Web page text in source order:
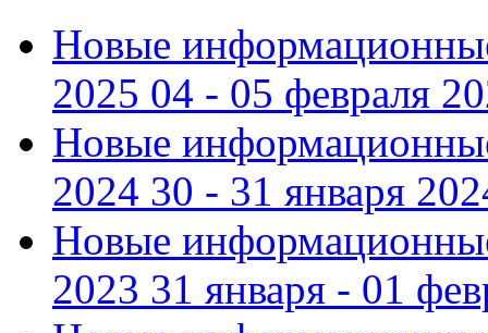
Новые
2025 04 - 05 февраля
Новые
2024 30 - 31 января
Новые
2023 31 января - 01